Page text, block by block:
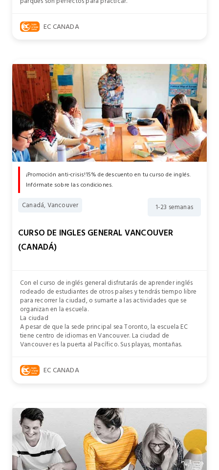
EC CANADA
¡Promoción anti-crisis!15% de descuento en tu curso de inglés.
Infórmate sobre las condiciones.
Canadá, Vancouver 1-23 semanas
CURSO DE INGLES GENERAL VANCOUVER
(CANADÁ)
Con el curso de inglés general disfrutarás de aprender inglés
rodeado de estudiantes de otros países y tendrás tiempo libre
para recorrer la ciudad, o sumarte a las actividades que se
organizan en la escuela.
La ciudad
A pesar de que la sede principal sea Toronto, la escuela EC
tiene centro de idiomas en Vancouver. La ciudad de
Vancouver es la puerta al Pacífico. Sus playas, montañas.
EC CANADA